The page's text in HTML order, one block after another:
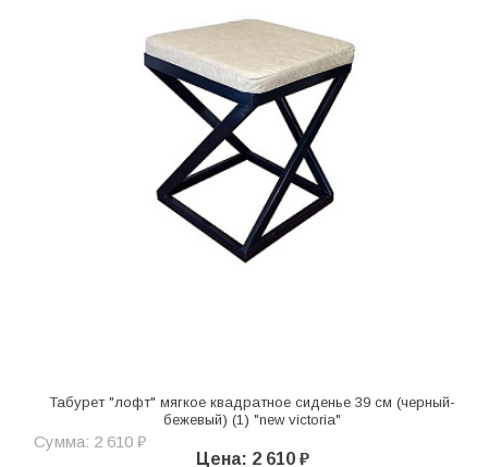
Табурет "лофт" мягкое квадратное сиденье 39 см (черный-
бежевый) (1) "new victoria"
Сумма: 2 610 ₽
Цена: 2 610 ₽